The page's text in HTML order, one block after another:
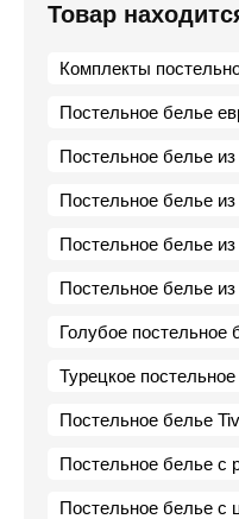
Товар
Комплекты
Постельное белье
Постельное белье
Постельное белье из
Постельное белье
Постельное белье
Голубое постельное
Турецкое
Постельное белье
Постельное белье с
Постельное белье с